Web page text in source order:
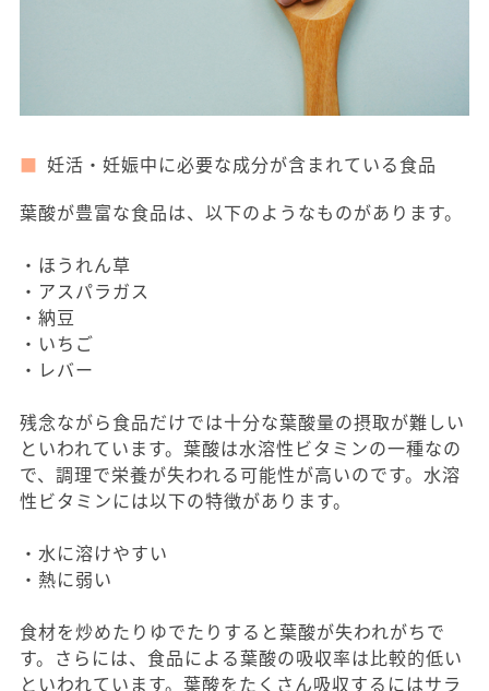
妊活・妊娠中に必要な成分が含まれている食品
葉酸が豊富な食品は、以下のようなものがあります。
・ほうれん草
・アスパラガス
・納豆
・いちご
・レバー
残念ながら食品だけでは十分な葉酸量の摂取が難しい
といわれています。葉酸は水溶性ビタミンの一種なの
で、調理で栄養が失われる可能性が高いのです。水溶
性ビタミンには以下の特徴があります。
・水に溶けやすい
・熱に弱い
食材を炒めたりゆでたりすると葉酸が失われがちで
す。さらには、食品による葉酸の吸収率は比較的低い
といわれています。葉酸をたくさん吸収するにはサラ